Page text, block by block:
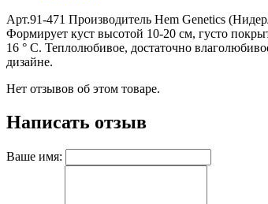
Арт.91-471 Производитель Hem Genetics
Формирует куст высотой 10-20 см, густо
16 ° С. Теплолюбивое, достаточно
дизайне.
Нет отзывов об этом товаре.
Написать отзыв
Ваше имя: